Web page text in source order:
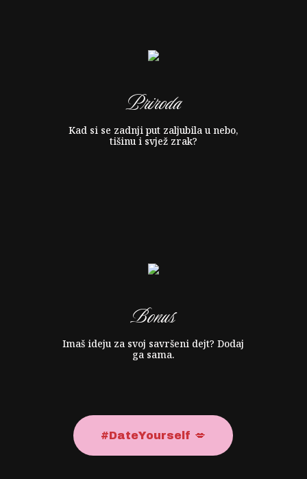
Priroda
Kad si se zadnji put zaljubila u nebo,
tišinu i svjež zrak?
Bonus
Imaš ideju za svoj savršeni dejt? Dodaj
ga sama.
#DateYourself 💋